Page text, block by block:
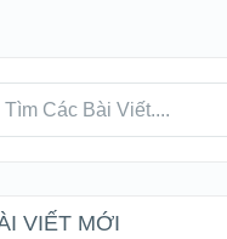
VIẾT MỚI